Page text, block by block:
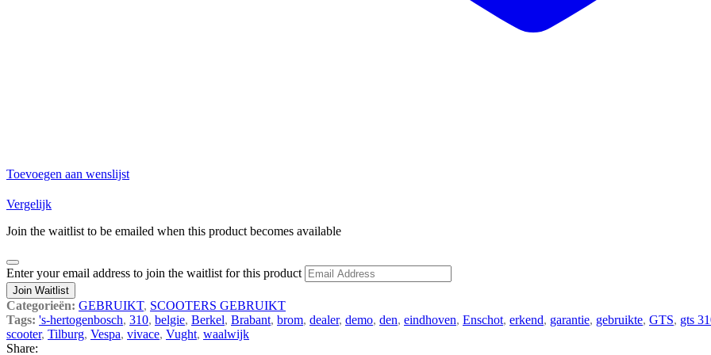
Toevoegen aan wenslijst
Vergelijk
Join the waitlist to be emailed when this product becomes available
Dismiss
notification
Enter your email address to join the waitlist for this product
Join Waitlist
Categorieën: GEBRUIKT, SCOOTERS GEBRUIKT
Tags: 's-hertogenbosch, 310, belgie, Berkel, Brabant, brom, dealer, demo, den, eindhoven, Enschot, erkend, garantie, gebruikte, GTS, gts
scooter, Tilburg, Vespa, vivace, Vught, waalwijk
Share: